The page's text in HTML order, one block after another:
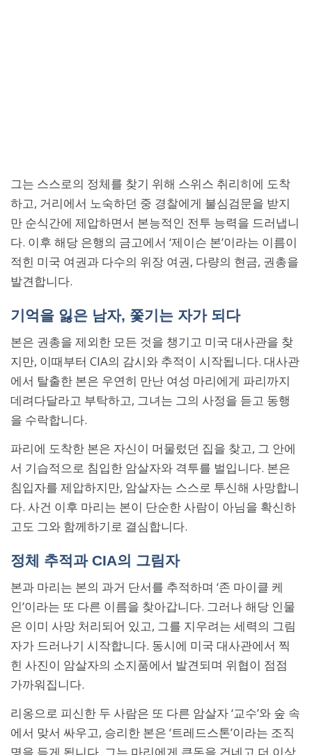
그는 스스로의 정체를 찾기 위해 스위스 취리히에 도착
하고, 거리에서 노숙하던 중 경찰에게 불심검문을 받지
만 순식간에 제압하면서 본능적인 전투 능력을 드러냅니
다. 이후 해당 은행의 금고에서 ‘제이슨 본’이라는 이름이
적힌 미국 여권과 다수의 위장 여권, 다량의 현금, 권총을
발견합니다.
기억을 잃은 남자, 쫓기는 자가 되다
본은 권총을 제외한 모든 것을 챙기고 미국 대사관을 찾
지만, 이때부터 CIA의 감시와 추적이 시작됩니다. 대사관
에서 탈출한 본은 우연히 만난 여성 마리에게 파리까지
데려다달라고 부탁하고, 그녀는 그의 사정을 듣고 동행
을 수락합니다.
파리에 도착한 본은 자신이 머물렀던 집을 찾고, 그 안에
서 기습적으로 침입한 암살자와 격투를 벌입니다. 본은
침입자를 제압하지만, 암살자는 스스로 투신해 사망합니
다. 사건 이후 마리는 본이 단순한 사람이 아님을 확신하
고도 그와 함께하기로 결심합니다.
정체 추적과 CIA의 그림자
본과 마리는 본의 과거 단서를 추적하며 ‘존 마이클 케
인’이라는 또 다른 이름을 찾아갑니다. 그러나 해당 인물
은 이미 사망 처리되어 있고, 그를 지우려는 세력의 그림
자가 드러나기 시작합니다. 동시에 미국 대사관에서 찍
힌 사진이 암살자의 소지품에서 발견되며 위협이 점점
가까워집니다.
리옹으로 피신한 두 사람은 또 다른 암살자 ‘교수’와 숲 속
에서 맞서 싸우고, 승리한 본은 ‘트레드스톤’이라는 조직